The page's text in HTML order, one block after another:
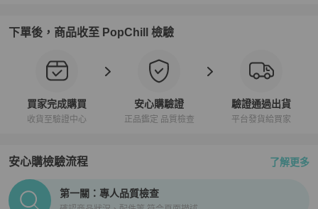
下單後，商品收至 PopChill 檢驗
買家完成購買
收貨至驗證中心
安心購驗證
正品鑑定 品質檢查
驗證通過出貨
平台發貨給買家
安心購檢驗流程 了解更多
PopChill拍拍圈正品驗證、安心購檢驗流程介紹
第一關：專人品質檢查